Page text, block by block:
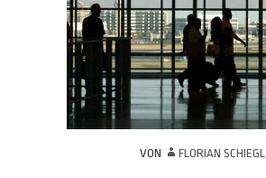
VON FLORIAN SCHIEGL